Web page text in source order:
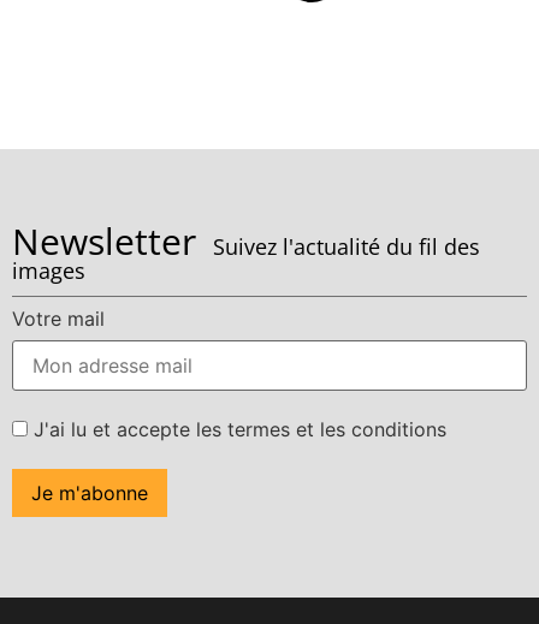
Newsletter
Suivez l'actualité du fil des
images
Votre mail
J'ai lu et accepte les termes et les conditions